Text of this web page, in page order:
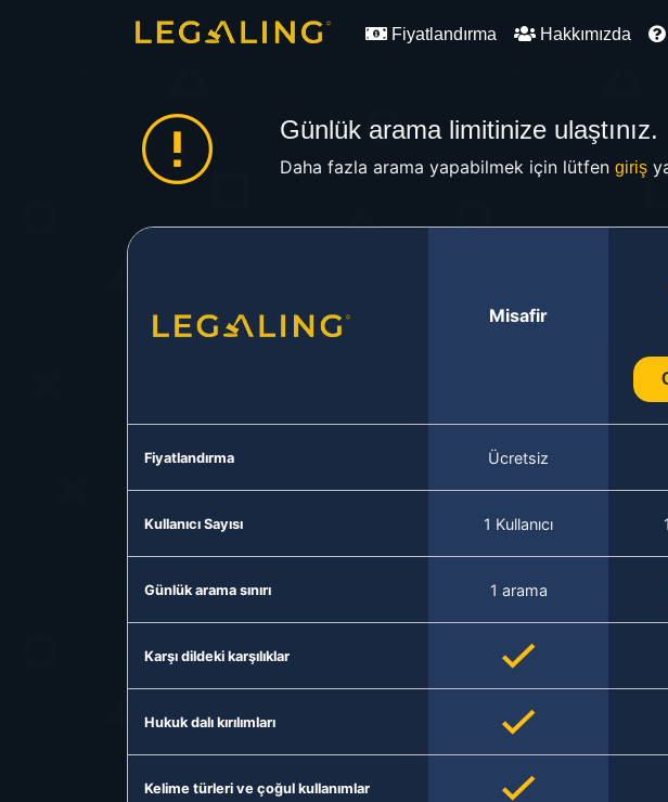
Fiyatlandırma Hakkımızda
Günlük arama limitinize ulaştınız.
Daha fazla arama yapabilmek için lütfen giriş
Misafir
Fiyatlandırma Ücretsiz
Kullanıcı Sayısı 1 Kullanıcı
Günlük arama sınırı 1 arama
Karşı dildeki karşılıklar
Hukuk dalı kırılımları
Kelime türleri ve çoğul kullanımlar